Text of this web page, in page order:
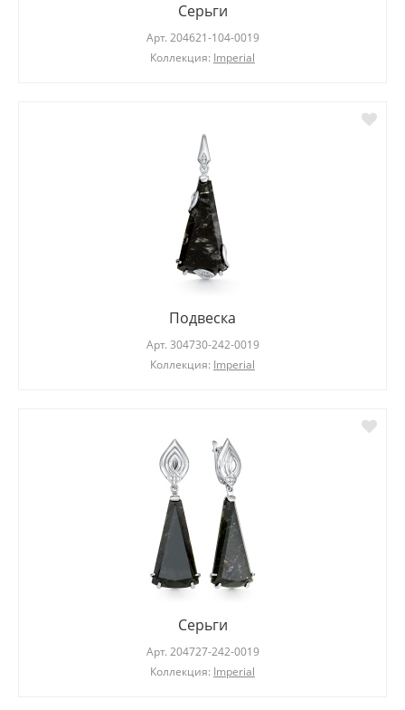
Серьги
Арт. 204621-104-0019
Коллекция: Imperial
Подвеска
Арт. 304730-242-0019
Коллекция: Imperial
Серьги
Арт. 204727-242-0019
Коллекция: Imperial